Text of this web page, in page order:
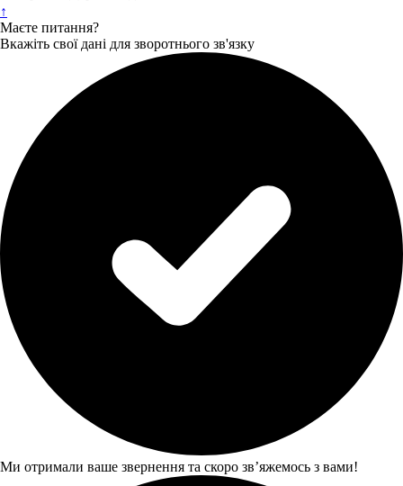
↑
Маєте питання?
Вкажіть свої дані для зворотнього зв'язку
Ми отримали ваше звернення та скоро звʼяжемось з вами!